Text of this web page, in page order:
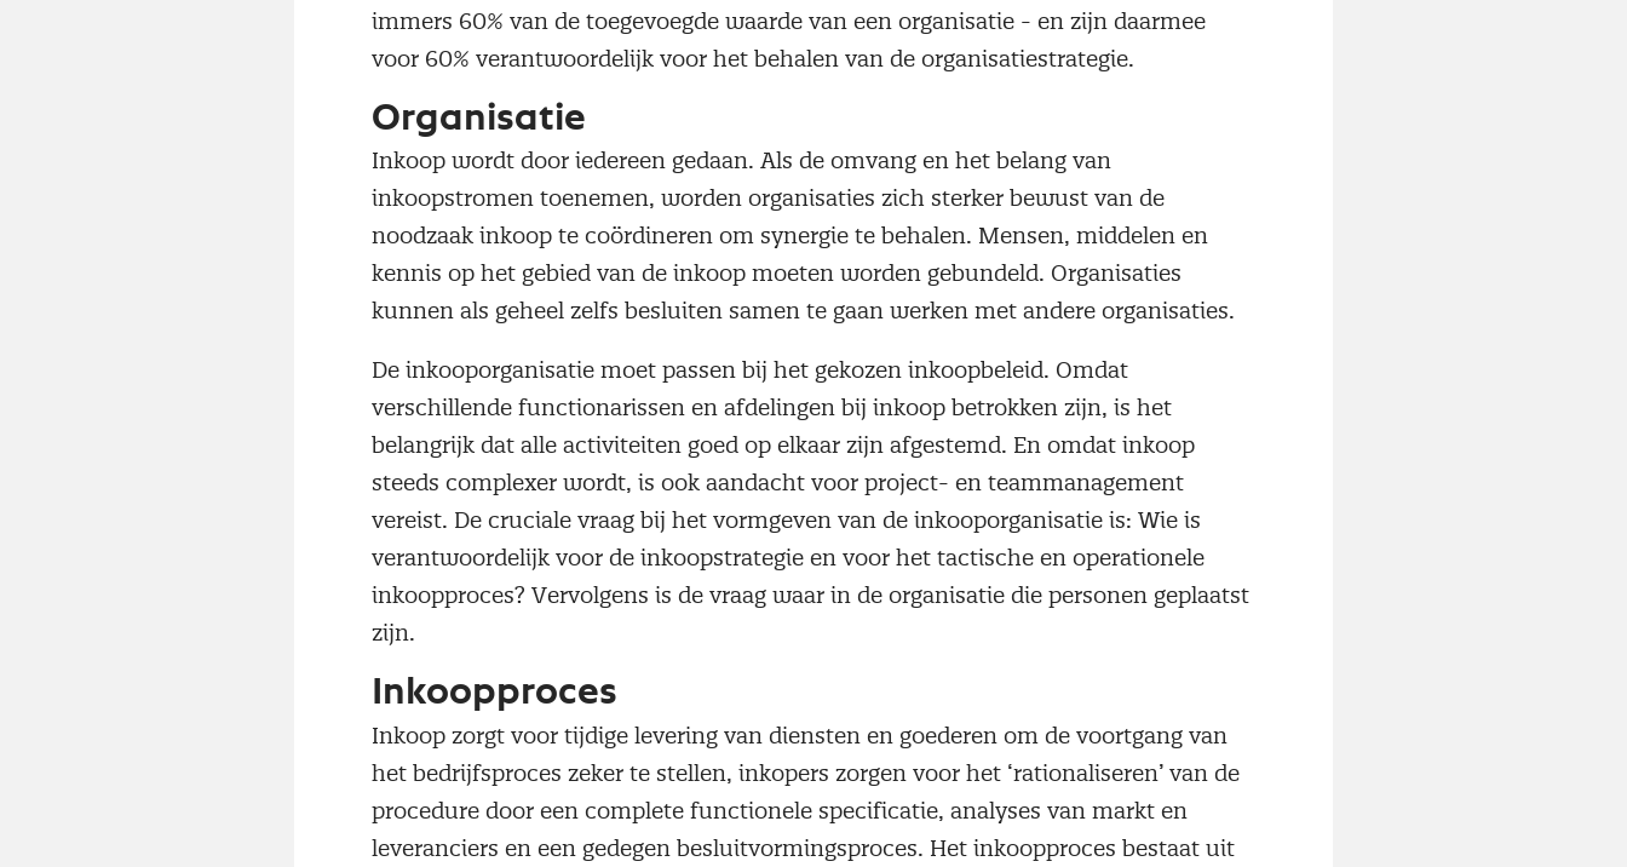
immers 60% van de toegevoegde waarde van een organisatie - en zijn daarmee
voor 60% verantwoordelijk voor het behalen van de organisatiestrategie.
Organisatie
Inkoop wordt door iedereen gedaan. Als de omvang en het belang van
inkoopstromen toenemen, worden organisaties zich sterker bewust van de
noodzaak inkoop te coördineren om synergie te behalen. Mensen, middelen en
kennis op het gebied van de inkoop moeten worden gebundeld. Organisaties
kunnen als geheel zelfs besluiten samen te gaan werken met andere organisaties.
De inkooporganisatie moet passen bij het gekozen inkoopbeleid. Omdat
verschillende functionarissen en afdelingen bij inkoop betrokken zijn, is het
belangrijk dat alle activiteiten goed op elkaar zijn afgestemd. En omdat inkoop
steeds complexer wordt, is ook aandacht voor project- en teammanagement
vereist. De cruciale vraag bij het vormgeven van de inkooporganisatie is: Wie is
verantwoordelijk voor de inkoopstrategie en voor het tactische en operationele
inkoopproces? Vervolgens is de vraag waar in de organisatie die personen geplaatst
zijn.
Inkoopproces
Inkoop zorgt voor tijdige levering van diensten en goederen om de voortgang van
het bedrijfsproces zeker te stellen, inkopers zorgen voor het ‘rationaliseren’ van de
procedure door een complete functionele specificatie, analyses van markt en
leveranciers en een gedegen besluitvormingsproces. Het inkoopproces bestaat uit